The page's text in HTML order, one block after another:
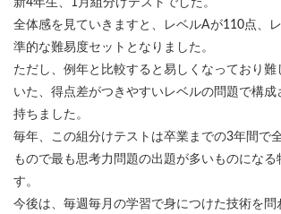
新4年生、1月組分けテストでした。
全体感を見ていきますと、レベルAが110点、
準的な難易度セットとなりました。
ただし、例年と比較すると易しくなっており難
いた、得点差がつきやすいレベルの問題で構成
持ちました。
毎年、この組分けテストは卒業までの3年間で
もので最も思考力問題の出題が多いものになる
す。
今後は、毎週毎月の学習で身につけた技術を問